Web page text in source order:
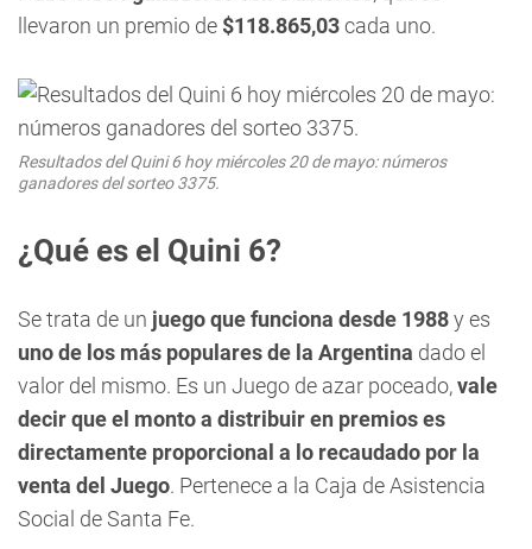
llevaron un premio de $118.865,03cada uno.
Resultados del Quini 6 hoy miércoles 20 de mayo: números
ganadores del sorteo 3375.
¿Qué es el Quini 6?
Se trata de un juego que funciona desde 1988y es
uno de los más populares de la Argentina dado el
valor del mismo. Es un Juego de azar poceado,vale
decir que el monto a distribuir en premios es
directamente proporcional a lo recaudado por la
venta del Juego. Pertenece a la Caja de Asistencia
Social de Santa Fe.